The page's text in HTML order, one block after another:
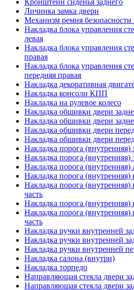
Личинка замка двери
Механизм ремня безопасности
Накладка блока управления
левая
Накладка блока управления
правая
Накладка блока управления
передняя правая
Накладка декоративная
Накладка консоли КПП
Накладка на рулевое колесо
Накладка обшивки двери
Накладка обшивки двери
Накладка обшивки двери
Накладка обшивки двери
Накладка порога (внутренняя)
Накладка порога (внутренняя)
Накладка порога (внутренняя)
Накладка порога (внутренняя)
Накладка порога (внутренняя)
часть
Накладка порога (внутренняя)
Накладка порога (внутренняя)
часть
Накладка ручки внутренней
Накладка ручки внутренней
Накладка ручки внутренней
Накладка салона (внутри)
Накладка торпедо
Направляющая стекла двери
Направляющая стекла двери